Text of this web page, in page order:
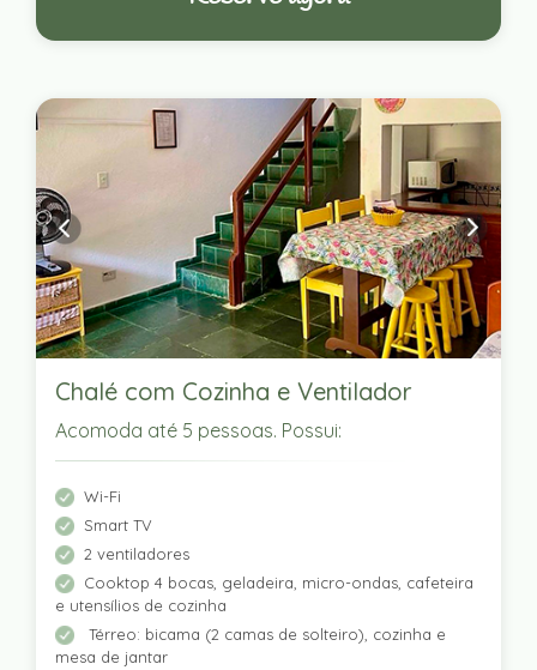
Chalé com Cozinha e Ventilador
Acomoda até 5 pessoas. Possui:
Wi-Fi
Smart TV
2 ventiladores
Cooktop 4 bocas, geladeira, micro-ondas, cafeteira
e utensílios de cozinha
Térreo: bicama (2 camas de solteiro), cozinha e
mesa de jantar